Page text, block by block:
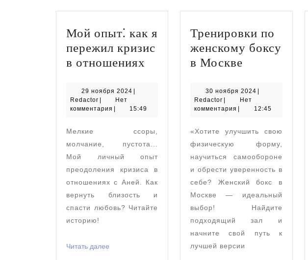
Мой опыт⁚ как я
пережил кризис
в отношениях
я
кризис
в
отношениях
29 ноября 2024 29
2024
Redactor Redactor
Нет
комментария
15:49
Мелкие ссоры,
молчание, пустота...
Мой личный опыт
преодоления кризиса в
отношениях с Аней. Как
вернуть близость и
спасти любовь? Читайте
историю!
Читать далее
Тренировки по
женскому боксу
в Москве
женскому
боксу
Москве
30 ноября 2024 30
2024
Redactor Redactor
Нет
комментария
12:45
«Хотите улучшить свою
физическую форму,
научиться самообороне
и обрести уверенность в
себе? Женский бокс в
Москве — идеальный
выбор! Найдите
подходящий зал и
начните свой путь к
лучшей версии